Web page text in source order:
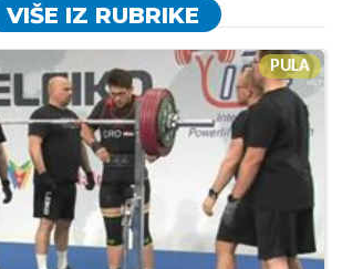
VIŠE IZ RUBRIKE
PULA